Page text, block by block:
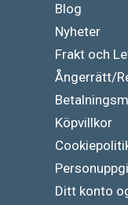
Blog
Nyheter
Frakt och
Ångerrätt/
Köpvillkor
Ditt konto